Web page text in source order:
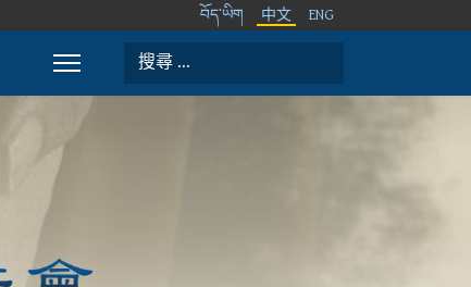
བོད་ཡིག 中文 ENG
搜索
Type 2 or more characters for results.